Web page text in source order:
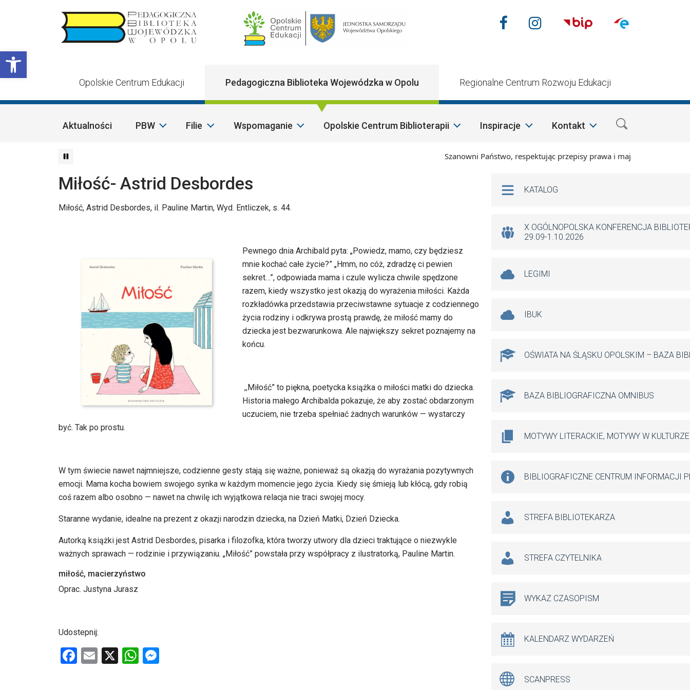
Otwórz pasek narzędzi
Main Navigation
Nasze media
FacebookInstagram
Opolskie Centrum Edukacji Pedagogiczna Biblioteka Wojewódzka w Opolu Regionalne Centrum Rozwoju Edukacji
Aktualności PBW Filie Wspomaganie Opolskie Centrum Biblioterapii Inspiracje Kontakt
Szanowni Państwo, respektując przepisy prawa i mając na względzie
Miłość- Astrid Desbordes
Miłość, Astrid Desbordes, il. Pauline Martin, Wyd. Entliczek, s. 44.
Pewnego dnia Archibald pyta: „Powiedz, mamo, czy będziesz
mnie kochać całe życie?” „Hmm, no cóż, zdradzę ci pewien
sekret…”, odpowiada mama i czule wylicza chwile spędzone
razem, kiedy wszystko jest okazją do wyrażenia miłości. Każda
rozkładówka przedstawia przeciwstawne sytuacje z codziennego
życia rodziny i odkrywa prostą prawdę, że miłość mamy do
dziecka jest bezwarunkowa. Ale największy sekret poznajemy na
końcu.
,,Miłość” to piękna, poetycka książka o miłości matki do dziecka.
Historia małego Archibalda pokazuje, że aby zostać obdarzonym
uczuciem, nie trzeba spełniać żadnych warunków — wystarczy
być. Tak po prostu.
W tym świecie nawet najmniejsze, codzienne gesty stają się ważne, ponieważ są okazją do wyrażania pozytywnych
emocji. Mama kocha bowiem swojego synka w każdym momencie jego życia. Kiedy się śmieją lub kłócą, gdy robią
coś razem albo osobno — nawet na chwilę ich wyjątkowa relacja nie traci swojej mocy.
Staranne wydanie, idealne na prezent z okazji narodzin dziecka, na Dzień Matki, Dzień Dziecka.
Autorką książki jest Astrid Desbordes, pisarka i filozofka, która tworzy utwory dla dzieci traktujące o niezwykle
ważnych sprawach — rodzinie i przywiązaniu. „Miłość” powstała przy współpracy z ilustratorką, Pauline Martin.
miłość, macierzyństwo
Oprac. Justyna Jurasz
Udostepnij:
F
E
X
W
Na skróty
KATALOG
X OGÓLNOPOLSKA KONFERENCJA
29.09-1.10.2026
LEGIMI
IBUK
OŚWIATA NA ŚLĄSKU OPOLSKIM – BAZA
BAZA BIBLIOGRAFICZNA OMNIBUS
MOTYWY LITERACKIE, MOTYWY W KULTURZE
BIBLIOGRAFICZNE CENTRUM INFORMACJI
STREFA BIBLIOTEKARZA
STREFA CZYTELNIKA
WYKAZ CZASOPISM
KALENDARZ WYDARZEŃ
SCANPRESS